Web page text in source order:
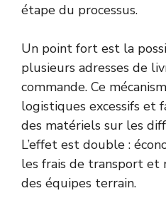
étape du processus.
Un point fort est la
plusieurs adresses de
commande. Ce
logistiques excessifs et
des matériels sur les
L’effet est double :
les frais de transport et
des équipes terrain.